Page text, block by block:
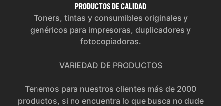
PRODUCTOS DE CALIDAD
Toners, tintas y consumibles originales y
genéricos para impresoras, duplicadores y
fotocopiadoras.
VARIEDAD DE PRODUCTOS
Tenemos para nuestros clientes más de 2000
productos, si no encuentra lo que busca no dude